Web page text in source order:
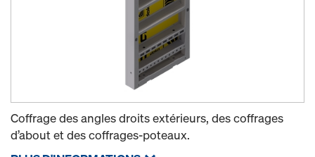
Coffrage des angles droits extérieurs, des coffrages
d’about et des coffrages-poteaux.